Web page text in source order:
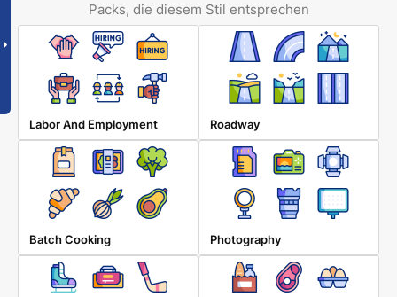
Packs, die diesem Stil entsprechen
Labor And Employment Roadway
Batch Cooking Photography